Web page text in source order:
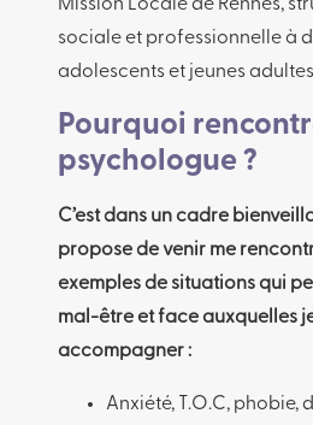
sociale et professionnelle à
adolescents et jeunes
Pourquoi
psychologue ?
C’est dans un cadre
propose de venir me
exemples de situations qui
mal-être et face auxquelles
accompagner :
Anxiété, T.O.C, phobie,